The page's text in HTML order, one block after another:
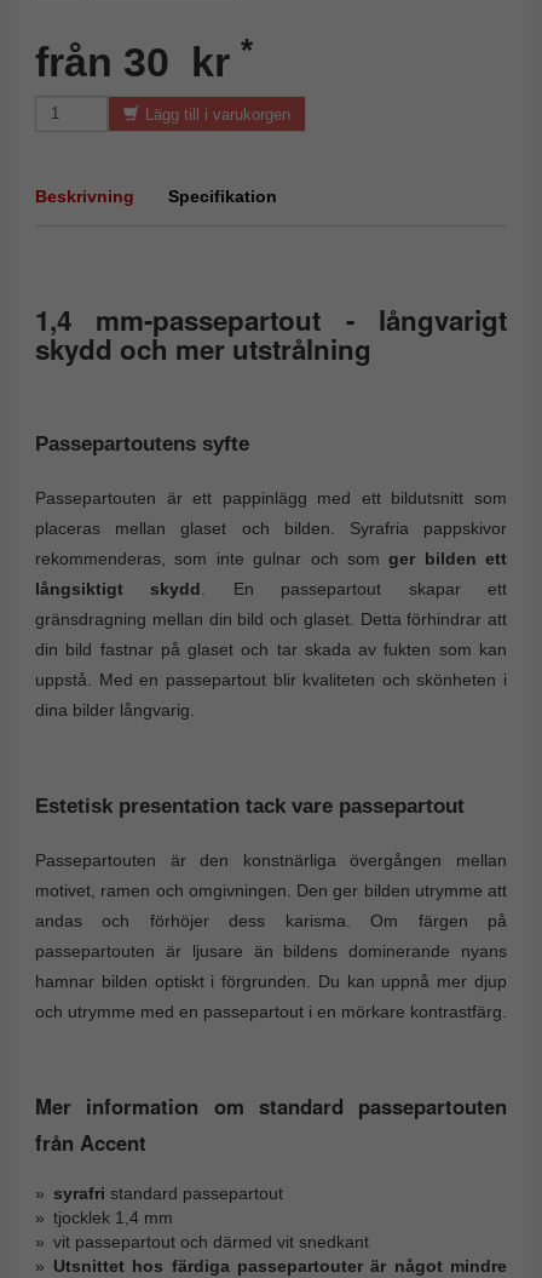
från 30 kr *
Lägg till i varukorgen
Beskrivning Specifikation
1,4 mm-passepartout - långvarigt
skydd och mer utstrålning
Passepartoutens syfte
Passepartouten är ett pappinlägg med ett bildutsnitt som
placeras mellan glaset och bilden. Syrafria pappskivor
rekommenderas, som inte gulnar och somger bilden ett
långsiktigt skydd . En passepartout skapar ett
gränsdragning mellan din bild och glaset. Detta förhindrar att
din bild fastnar på glaset och tar skada av fukten som kan
uppstå. Med en passepartout blir kvaliteten och skönheten i
dina bilder långvarig.
Estetisk presentation tack vare passepartout
Passepartouten är den konstnärliga övergången mellan
motivet, ramen och omgivningen. Den ger bilden utrymme att
andas och förhöjer dess karisma. Om färgen på
passepartouten är ljusare än bildens dominerande nyans
hamnar bilden optiskt i förgrunden. Du kan uppnå mer djup
och utrymme med en passepartout i en mörkare kontrastfärg.
Mer information om standard passepartouten
från Accent
syrafri standard passepartout
tjocklek 1,4 mm
vit passepartout och därmed vit snedkant
Utsnittet hos färdiga passepartouter är något mindre